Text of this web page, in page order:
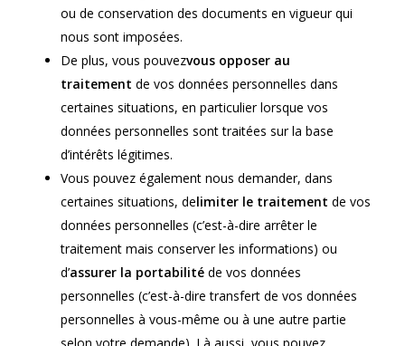
ou de conservation des documents en vigueur qui
nous sont imposées.
De plus, vous pouvezvous opposer au
traitement de vos données personnelles dans
certaines situations, en particulier lorsque vos
données personnelles sont traitées sur la base
d’intérêts légitimes.
Vous pouvez également nous demander, dans
certaines situations, delimiter le traitement de vos
données personnelles (c’est-à-dire arrêter le
traitement mais conserver les informations) ou
d’assurer la portabilitéde vos données
personnelles (c’est-à-dire transfert de vos données
personnelles à vous-même ou à une autre partie